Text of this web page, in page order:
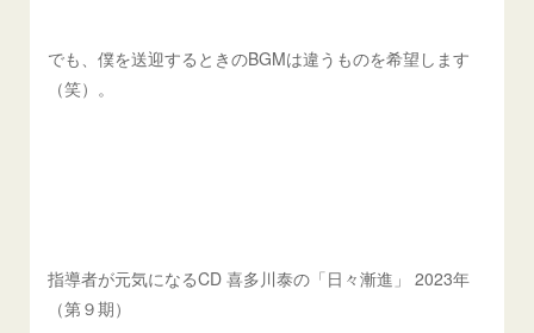
でも、僕を送迎するときのBGMは違うものを希望します
（笑）。
指導者が元気になるCD 喜多川泰の「日々漸進」 2023年
（第９期）